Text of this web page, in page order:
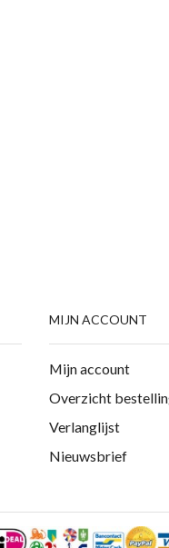
MIJN ACCOUNT
Mijn account
Overzicht
Verlanglijst
Nieuwsbrief